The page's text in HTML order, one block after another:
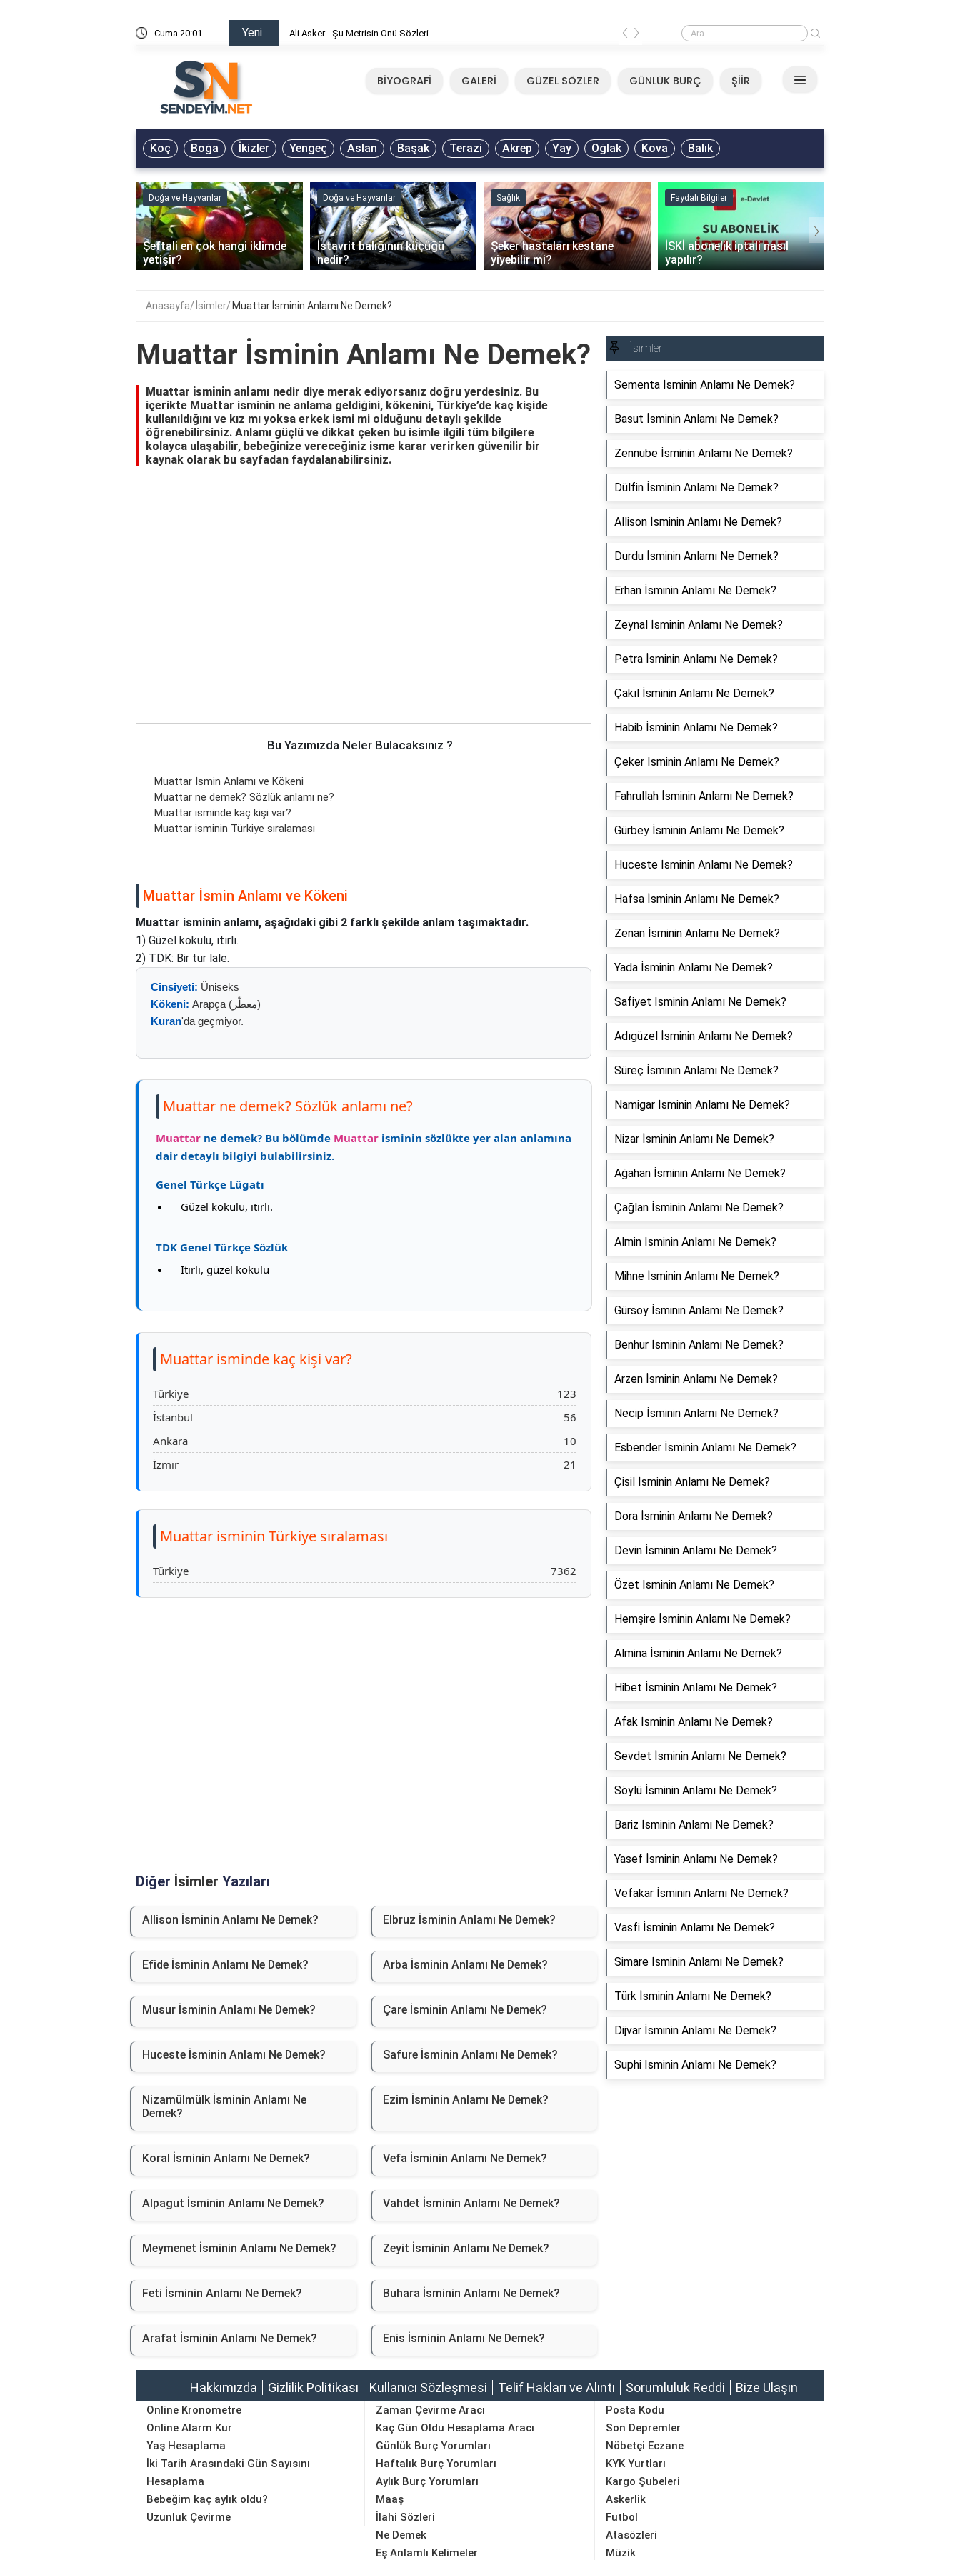
Cuma 20:01 Yeni Ali Asker - Şu Metrisin Önü Sözleri Ali Asker - Şu Metrisin Önü Sözleri
‹ ›
BİYOGRAFİ GALERİ GÜZEL SÖZLER GÜNLÜK BURÇ ŞİİR
Koç Boğa İkizler Yengeç Aslan Başak Terazi Akrep Yay Oğlak Kova Balık
Doğa ve Hayvanlar
Şeftali en çok hangi iklimde
yetişir?
Doğa ve Hayvanlar
İstavrit balığının küçüğü
nedir?
Sağlık
Şeker hastaları kestane
yiyebilir mi?
Faydalı Bilgiler
İSKİ abonelik iptali nasıl
yapılır?
‹ ›
Anasayfa İsimler Muattar İsminin Anlamı Ne Demek?
Muattar İsminin Anlamı Ne Demek?
Muattar isminin anlamı nedir diye merak ediyorsanız doğru yerdesiniz. Bu
içerikte Muattar isminin ne anlama geldiğini, kökenini, Türkiye’de kaç kişide
kullanıldığını ve kız mı yoksa erkek ismi mi olduğunu detaylı şekilde
öğrenebilirsiniz. Anlamı güçlü ve dikkat çeken bu isimle ilgili tüm bilgilere
kolayca ulaşabilir, bebeğinize vereceğiniz isme karar verirken güvenilir bir
kaynak olarak bu sayfadan faydalanabilirsiniz.
Bu Yazımızda Neler Bulacaksınız ?
Muattar İsmin Anlamı ve Kökeni
Muattar ne demek? Sözlük anlamı ne?
Muattar isminde kaç kişi var?
Muattar isminin Türkiye sıralaması
Muattar İsmin Anlamı ve Kökeni
Muattar isminin anlamı, aşağıdaki gibi 2 farklı şekilde anlam taşımaktadır.
1) Güzel kokulu, ıtırlı.
2) TDK: Bir tür lale.
Cinsiyeti: Üniseks
Kökeni:
Arapça (معطّر)
Kuran'da geçmiyor.
Muattar ne demek? Sözlük anlamı ne?
Muattar ne demek? Bu bölümde Muattar isminin sözlükte yer alan anlamına
dair detaylı bilgiyi bulabilirsiniz.
Genel Türkçe Lügatı
Güzel kokulu, ıtırlı.
TDK Genel Türkçe Sözlük
Itırlı, güzel kokulu
Muattar isminde kaç kişi var?
Türkiye
123
İstanbul
56
Ankara
10
İzmir
21
Muattar isminin Türkiye sıralaması
Türkiye 7362
Diğer İsimler Yazıları
Allison İsminin Anlamı Ne Demek? Elbruz İsminin Anlamı Ne Demek?
Efide İsminin Anlamı Ne Demek? Arba İsminin Anlamı Ne Demek?
Musur İsminin Anlamı Ne Demek? Çare İsminin Anlamı Ne Demek?
Huceste İsminin Anlamı Ne Demek? Safure İsminin Anlamı Ne Demek?
Nizamülmülk İsminin Anlamı Ne
Demek?
Ezim İsminin Anlamı Ne Demek?
Koral İsminin Anlamı Ne Demek? Vefa İsminin Anlamı Ne Demek?
Alpagut İsminin Anlamı Ne Demek? Vahdet İsminin Anlamı Ne Demek?
Meymenet İsminin Anlamı Ne Demek? Zeyit İsminin Anlamı Ne Demek?
Feti İsminin Anlamı Ne Demek? Buhara İsminin Anlamı Ne Demek?
Arafat İsminin Anlamı Ne Demek? Enis İsminin Anlamı Ne Demek?
İsimler
Sementa İsminin Anlamı Ne Demek?
Basut İsminin Anlamı Ne Demek?
Zennube İsminin Anlamı Ne Demek?
Dülfin İsminin Anlamı Ne Demek?
Allison İsminin Anlamı Ne Demek?
Durdu İsminin Anlamı Ne Demek?
Erhan İsminin Anlamı Ne Demek?
Zeynal İsminin Anlamı Ne Demek?
Petra İsminin Anlamı Ne Demek?
Çakıl İsminin Anlamı Ne Demek?
Habib İsminin Anlamı Ne Demek?
Çeker İsminin Anlamı Ne Demek?
Fahrullah İsminin Anlamı Ne Demek?
Gürbey İsminin Anlamı Ne Demek?
Huceste İsminin Anlamı Ne Demek?
Hafsa İsminin Anlamı Ne Demek?
Zenan İsminin Anlamı Ne Demek?
Yada İsminin Anlamı Ne Demek?
Safiyet İsminin Anlamı Ne Demek?
Adıgüzel İsminin Anlamı Ne Demek?
Süreç İsminin Anlamı Ne Demek?
Namigar İsminin Anlamı Ne Demek?
Nizar İsminin Anlamı Ne Demek?
Ağahan İsminin Anlamı Ne Demek?
Çağlan İsminin Anlamı Ne Demek?
Almin İsminin Anlamı Ne Demek?
Mihne İsminin Anlamı Ne Demek?
Gürsoy İsminin Anlamı Ne Demek?
Benhur İsminin Anlamı Ne Demek?
Arzen İsminin Anlamı Ne Demek?
Necip İsminin Anlamı Ne Demek?
Esbender İsminin Anlamı Ne Demek?
Çisil İsminin Anlamı Ne Demek?
Dora İsminin Anlamı Ne Demek?
Devin İsminin Anlamı Ne Demek?
Özet İsminin Anlamı Ne Demek?
Hemşire İsminin Anlamı Ne Demek?
Almina İsminin Anlamı Ne Demek?
Hibet İsminin Anlamı Ne Demek?
Afak İsminin Anlamı Ne Demek?
Sevdet İsminin Anlamı Ne Demek?
Söylü İsminin Anlamı Ne Demek?
Bariz İsminin Anlamı Ne Demek?
Yasef İsminin Anlamı Ne Demek?
Vefakar İsminin Anlamı Ne Demek?
Vasfi İsminin Anlamı Ne Demek?
Simare İsminin Anlamı Ne Demek?
Türk İsminin Anlamı Ne Demek?
Dijvar İsminin Anlamı Ne Demek?
Suphi İsminin Anlamı Ne Demek?
Hakkımızda Gizlilik Politikası Kullanıcı Sözleşmesi Telif Hakları ve Alıntı Sorumluluk Reddi Bize Ulaşın
Online Kronometre
Online Alarm Kur
Yaş Hesaplama
İki Tarih Arasındaki Gün Sayısını
Hesaplama
Bebeğim kaç aylık oldu?
Uzunluk Çevirme
Zaman Çevirme Aracı
Kaç Gün Oldu Hesaplama Aracı
Günlük Burç Yorumları
Haftalık Burç Yorumları
Aylık Burç Yorumları
Maaş
Posta Kodu
Son Depremler
Nöbetçi Eczane
KYK Yurtları
Kargo Şubeleri
Askerlik
İlahi Sözleri
Ne Demek
Eş Anlamlı Kelimeler
Futbol
Atasözleri
Müzik